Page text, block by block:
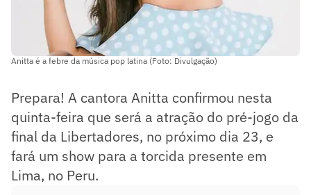
Anitta é a febre da música pop latina (Foto: Divulgação)
Prepara! A cantora Anitta confirmou nesta
quinta-feira que será a atração do pré-jogo da
final da Libertadores, no próximo dia 23, e
fará um show para a torcida presente em
Lima, no Peru.